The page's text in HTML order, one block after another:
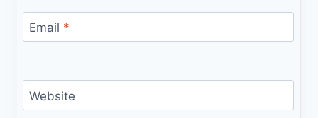
Email *
Website